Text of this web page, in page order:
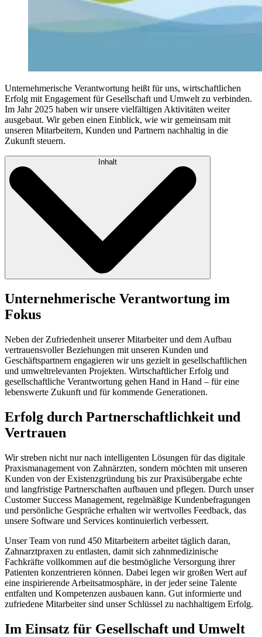
Unternehmerische Verantwortung heißt für uns, wirtschaftlichen
Erfolg mit Engagement für Gesellschaft und Umwelt zu verbinden.
Im Jahr 2025 haben wir unsere vielfältigen Aktivitäten weiter
ausgebaut. Wir geben einen Einblick, wie wir gemeinsam mit
unseren Mitarbeitern, Kunden und Partnern nachhaltig in die
Zukunft steuern.
Inhalt
Unternehmerische Verantwortung im
Fokus
Neben der Zufriedenheit unserer Mitarbeiter und dem Aufbau
vertrauensvoller Beziehungen mit unseren Kunden und
Geschäftspartnern engagieren wir uns gezielt in gesellschaftlichen
und umweltrelevanten Projekten. Wirtschaftlicher Erfolg und
gesellschaftliche Verantwortung gehen Hand in Hand – für eine
lebenswerte Zukunft und für kommende Generationen.
Erfolg durch Partnerschaftlichkeit und
Vertrauen
Wir streben nicht nur nach intelligenten Lösungen für das digitale
Praxismanagement von Zahnärzten, sondern möchten mit unseren
Kunden von der Existenzgründung bis zur Praxisübergabe echte
und langfristige Partnerschaften aufbauen und pflegen. Durch unser
Customer Success Management, regelmäßige Kundenbefragungen
und persönliche Gespräche erhalten wir wertvolles Feedback, das
unsere Software und Services kontinuierlich verbessert.
Unser Team von rund 450 Mitarbeitern arbeitet täglich daran,
Zahnarztpraxen zu entlasten, damit sich zahnmedizinische
Fachkräfte vollkommen auf die bestmögliche Versorgung ihrer
Patienten konzentrieren können. Dabei legen wir großen Wert auf
eine inspirierende Arbeitsatmosphäre, in der jeder seine Talente
entfalten und Kompetenzen ausbauen kann. Gut informierte und
zufriedene Mitarbeiter sind unser Schlüssel zu nachhaltigem Erfolg.
Im Einsatz für Gesellschaft und Umwelt